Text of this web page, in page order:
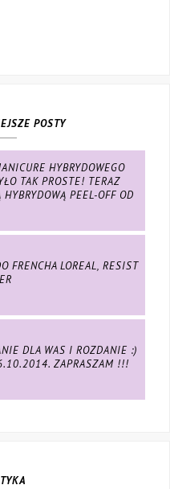
POSTY
HYBRYDOWEGO
TAK PROSTE! TERAZ
PEEL-OFF OD
FRENCHA LOREAL, RESIST
DLA WAS I ROZDANIE :)
ZAPRASZAM !!!